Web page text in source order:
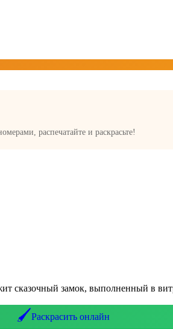
распечатайте и раскрасьте!
сказочный замок, выполненный в
🖌️Раскрасить онлайн